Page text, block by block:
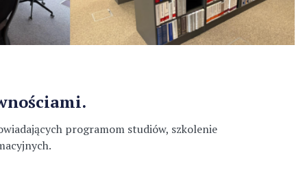
programom studiów, szkolenie